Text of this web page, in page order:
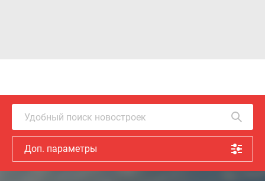
Удобный поиск новостроек
Доп. параметры